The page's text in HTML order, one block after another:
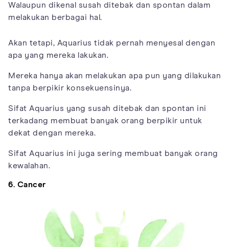
Walaupun dikenal susah ditebak dan spontan dalam
melakukan berbagai hal.
Akan tetapi, Aquarius tidak pernah menyesal dengan
apa yang mereka lakukan.
Mereka hanya akan melakukan apa pun yang dilakukan
tanpa berpikir konsekuensinya.
Sifat Aquarius yang susah ditebak dan spontan ini
terkadang membuat banyak orang berpikir untuk
dekat dengan mereka.
Sifat Aquarius ini juga sering membuat banyak orang
kewalahan.
6. Cancer